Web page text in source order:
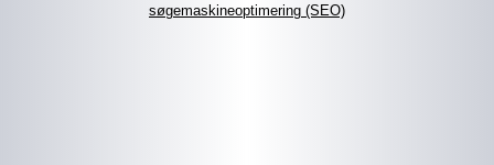
søgemaskineoptimering (SEO)